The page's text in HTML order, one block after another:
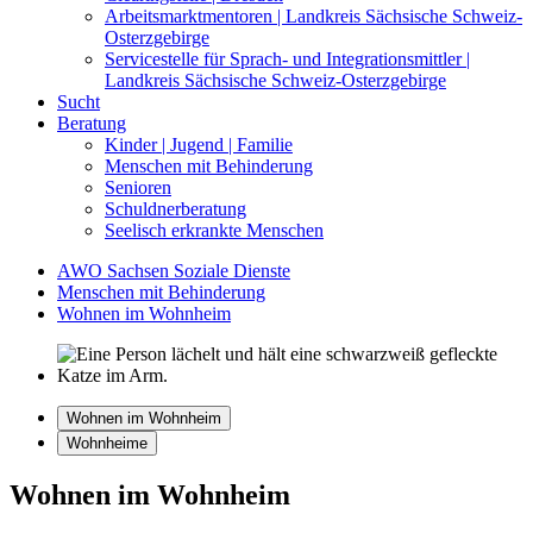
Arbeitsmarktmentoren | Landkreis Sächsische Schweiz-
Osterzgebirge
Servicestelle für Sprach- und Integrationsmittler |
Landkreis Sächsische Schweiz-Osterzgebirge
Sucht
Beratung
Kinder | Jugend | Familie
Menschen mit Behinderung
Senioren
Schuldnerberatung
Seelisch erkrankte Menschen
AWO Sachsen Soziale Dienste
Menschen mit Behinderung
Wohnen im Wohnheim
Wohnen im Wohnheim
Wohnheime
Wohnen im Wohnheim